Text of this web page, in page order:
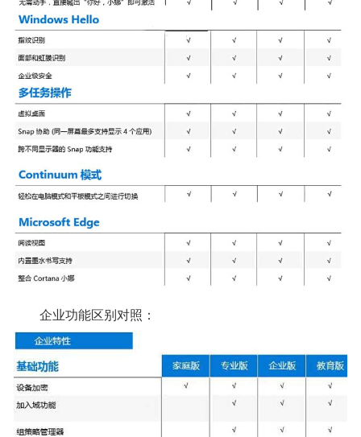
企业功能区别对照：